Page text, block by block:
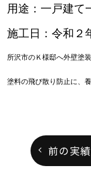
用途：一戸建て
施工日：令和２
所沢市のＫ様邸へ外壁塗
塗料の飛び散り防止に、
前の実